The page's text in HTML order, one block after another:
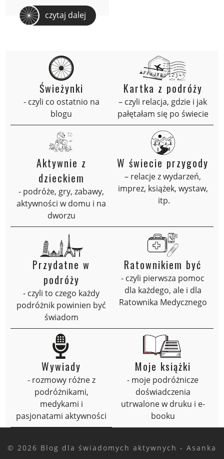
czytaj dalej
Świeżynki
- czyli co ostatnio na
blogu
Kartka z podróży
– czyli relacja, gdzie i jak
pałętałam się po świecie
Aktywnie z
dzieckiem
- podróże, gry, zabawy,
aktywności w domu i na
dworzu
W świecie przygody
– relacje z wydarzeń,
imprez, książek, wystaw,
itp.
Przydatne w
podróży
- czyli to czego każdy
podróżnik powinien być
świadom
Ratownikiem być
- czyli pierwsza pomoc
dla każdego, ale i dla
Ratownika Medycznego
Wywiady
- rozmowy różne z
podróżnikami,
medykami i
pasjonatami aktywności
Moje książki
- moje podróżnicze
doświadczenia
utrwalone w druku i e-
booku
© 2026 Blog dla świadomych aktywnych - Asanka